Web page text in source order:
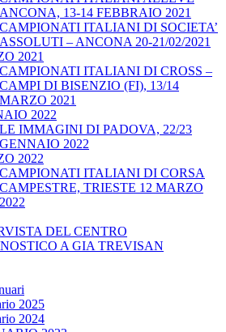
ANCONA, 13-14 FEBBRAIO 2021
CAMPIONATI ITALIANI DI SOCIETA’
ASSOLUTI – ANCONA 20-21/02/2021
2021
CAMPIONATI ITALIANI DI CROSS –
CAMPI DI BISENZIO (FI), 13/14
MARZO 2021
2022
LE IMMAGINI DI PADOVA, 22/23
GENNAIO 2022
2022
CAMPIONATI ITALIANI DI CORSA
CAMPESTRE, TRIESTE 12 MARZO
2022
DEL CENTRO
A GIA TREVISAN
2025
2024